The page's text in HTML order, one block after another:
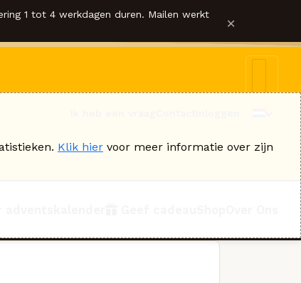
1 tot 4 werkdagen duren. Mailen werkt ×
Klik hier voor meer informatie over zijn